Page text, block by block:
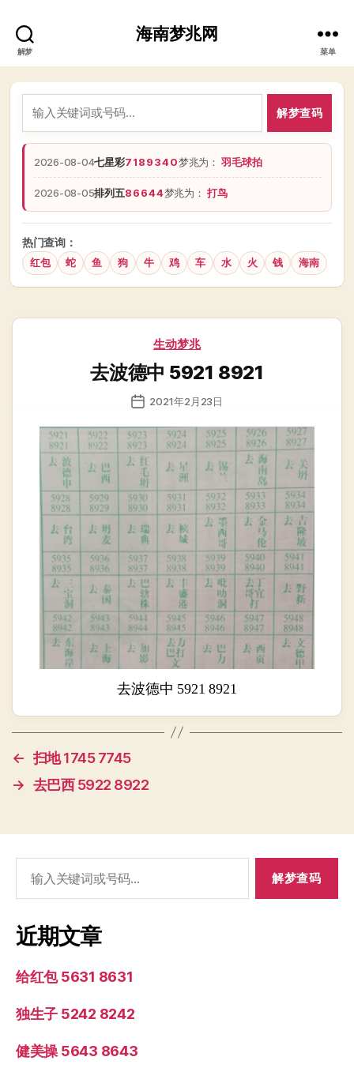
解梦
海南梦兆网
菜单
解梦查码
2026-08-04七星彩7189340梦兆为：羽毛球拍
2026-08-05排列五86644梦兆为：打鸟
热门查询：
红包 蛇 鱼 狗 牛 鸡 车 水 火 钱 海南
分
生动梦兆
去波德中 5921 8921
发
日
期
2021年2月23日
去波德中 5921 8921
← 扫地 1745 7745
→ 去巴西 5922 8922
索：
近期文章
给红包 5631 8631
独生子 5242 8242
健美操 5643 8643